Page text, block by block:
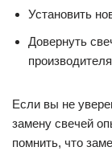
Установить
Довернуть
производителя
Если вы не
замену свечей
помнить, что